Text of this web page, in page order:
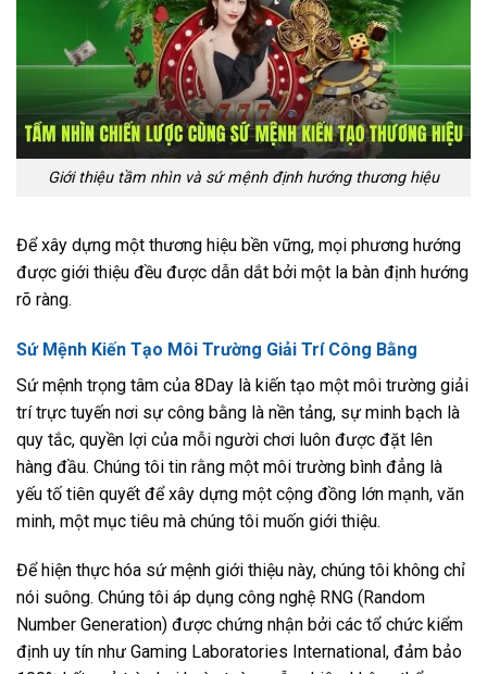
Giới thiệu tầm nhìn và sứ mệnh định hướng thương hiệu
Để xây dựng một thương hiệu bền vững, mọi phương hướng
được giới thiệu đều được dẫn dắt bởi một la bàn định hướng
rõ ràng.
Sứ Mệnh Kiến Tạo Môi Trường Giải Trí Công Bằng
Sứ mệnh trọng tâm của 8Day là kiến tạo một môi trường giải
trí trực tuyến nơi sự công bằng là nền tảng, sự minh bạch là
quy tắc, quyền lợi của mỗi người chơi luôn được đặt lên
hàng đầu. Chúng tôi tin rằng một môi trường bình đẳng là
yếu tố tiên quyết để xây dựng một cộng đồng lớn mạnh, văn
minh, một mục tiêu mà chúng tôi muốn giới thiệu.
Để hiện thực hóa sứ mệnh giới thiệu này, chúng tôi không chỉ
nói suông. Chúng tôi áp dụng công nghệ RNG (Random
Number Generation) được chứng nhận bởi các tổ chức kiểm
định uy tín như Gaming Laboratories International, đảm bảo